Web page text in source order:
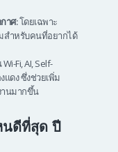
าศ:โดยเฉพาะ
สำหรับคนที่อยากได้
Wi-Fi, AI, Self-
แดง ซึ่งช่วยเพิ่ม
านมากขึ้น
นดีที่สุด ปี